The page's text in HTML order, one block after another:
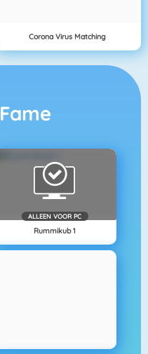
Corona Virus Matching
Fame
ALLEEN VOOR PC
Rummikub 1